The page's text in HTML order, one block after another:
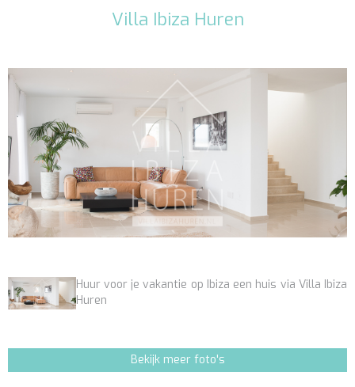
Villa Ibiza Huren
Huur voor je vakantie op Ibiza een huis via Villa Ibiza
Huren
Bekijk meer foto's